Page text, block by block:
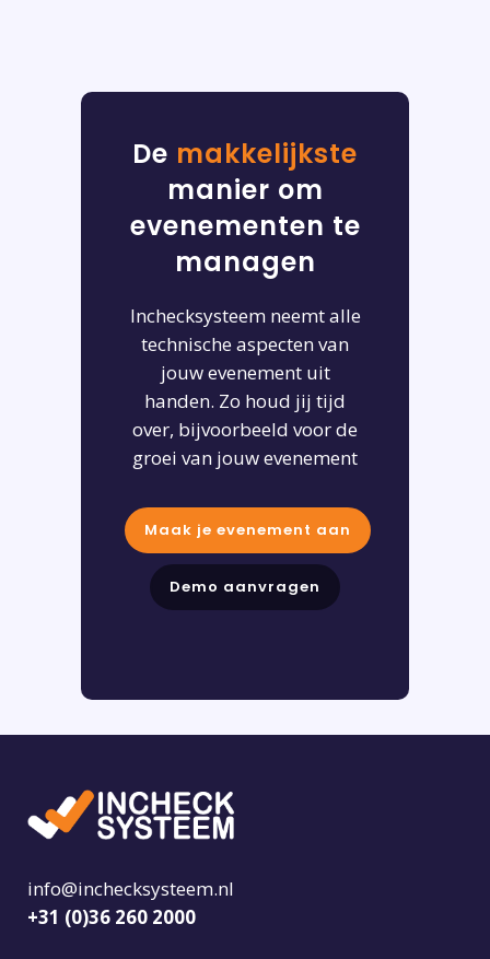
De makkelijkste
manier om
evenementen te
managen
Inchecksysteem neemt alle
technische aspecten van
jouw evenement uit
handen. Zo houd jij tijd
over, bijvoorbeeld voor de
groei van jouw evenement
Maak je evenement aan
Demo aanvragen
info@inchecksysteem.nl
+31 (0)36 260 2000